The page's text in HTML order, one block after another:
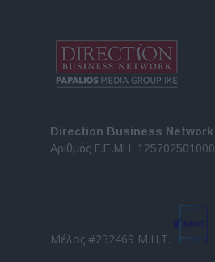
Direction Business Network
Αριθμός Γ.Ε.ΜΗ. 125702501000
Μέλος #232469 Μ.Η.Τ.